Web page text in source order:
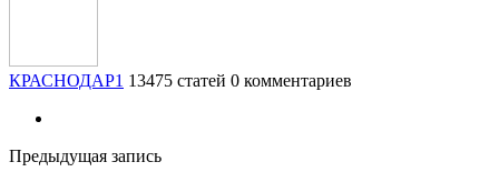
КРАСНОДАР1 13475 статей 0 комментариев
Предыдущая запись